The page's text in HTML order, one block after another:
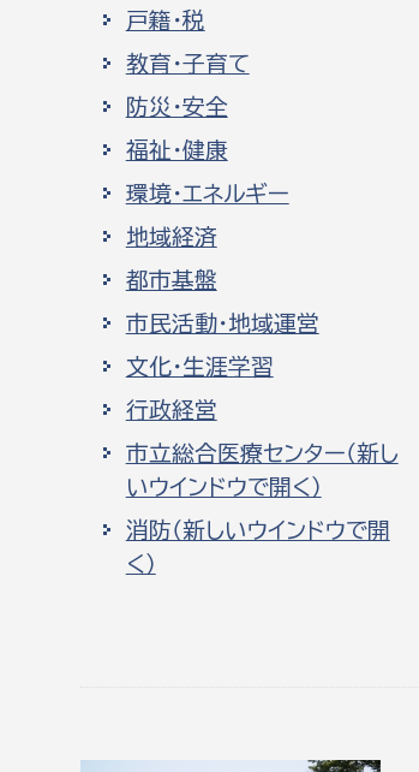
戸籍・税
教育・子育て
防災・安全
福祉・健康
環境・エネルギー
地域経済
都市基盤
市民活動・地域運営
文化・生涯学習
行政経営
市立総合医療センター（新し
いウインドウで開く）
消防（新しいウインドウで開
く）